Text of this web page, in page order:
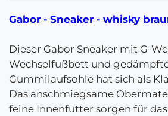
Gabor - Sneaker - whisky
Dieser Gabor Sneaker mit G-
Wechselfußbett und
Gummilaufsohle hat sich als
Das anschmiegsame
feine Innenfutter sorgen für